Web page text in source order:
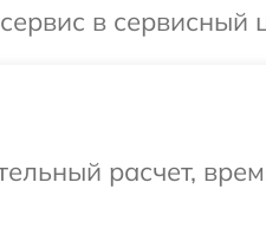
в сервисный
расчет,